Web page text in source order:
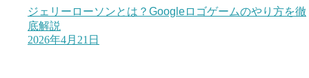
ジェリーローソンとは？Googleロゴゲームのやり方を徹
底解説
2026年4月21日